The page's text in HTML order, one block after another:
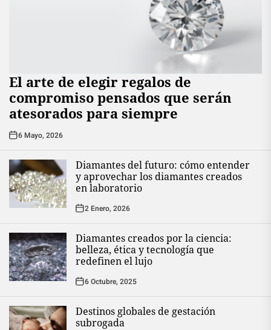
El arte de elegir regalos de
compromiso pensados que serán
atesorados para siempre
6 Mayo, 2026
Diamantes del futuro: cómo entender
y aprovechar los diamantes creados
en laboratorio
2 Enero, 2026
Diamantes creados por la ciencia:
belleza, ética y tecnología que
redefinen el lujo
6 Octubre, 2025
Destinos globales de gestación
subrogada